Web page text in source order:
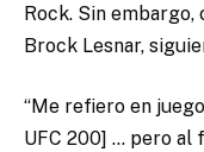
Rock. Sin
Brock Lesnar,
“Me refiero en
UFC 200] … pero al